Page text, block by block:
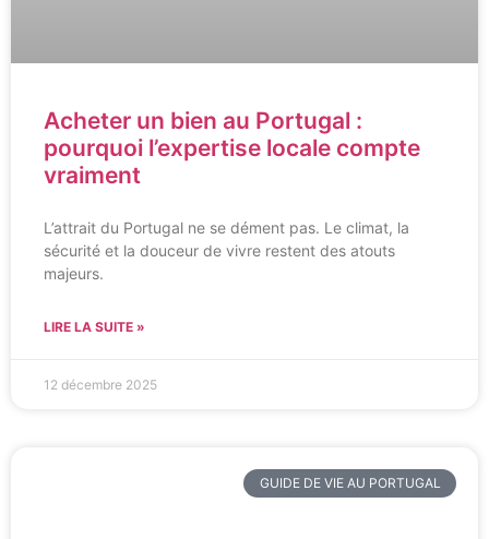
Acheter un bien au Portugal :
pourquoi l’expertise locale compte
vraiment
L’attrait du Portugal ne se dément pas. Le climat, la
sécurité et la douceur de vivre restent des atouts
majeurs.
LIRE LA SUITE »
12 décembre 2025
GUIDE DE VIE AU PORTUGAL